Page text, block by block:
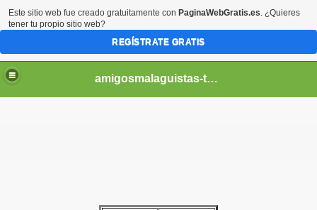
amigosmalaguistas-temporadas
Este sitio web fue creado gratuitamente con PaginaWebGratis.es. ¿Quieres
tener tu propio sitio web?
REGÍSTRATE GRATIS